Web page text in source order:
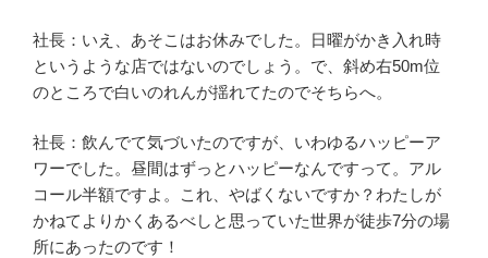
社長：いえ、あそこはお休みでした。日曜がかき入れ時
というような店ではないのでしょう。で、斜め右50m位
のところで白いのれんが揺れてたのでそちらへ。
社長：飲んでて気づいたのですが、いわゆるハッピーア
ワーでした。昼間はずっとハッピーなんですって。アル
コール半額ですよ。これ、やばくないですか？わたしが
かねてよりかくあるべしと思っていた世界が徒歩7分の場
所にあったのです！